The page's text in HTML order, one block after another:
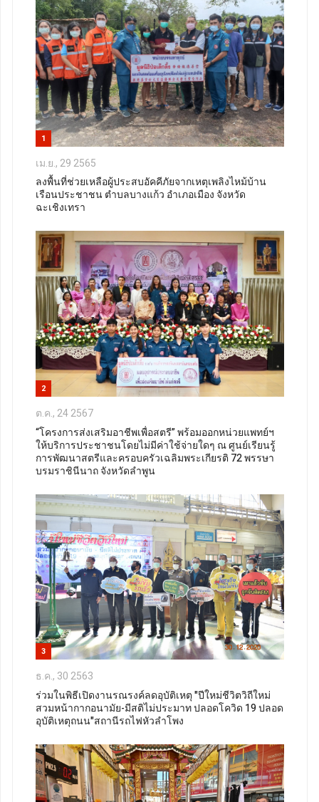
1
เม.ย., 29 2565
ลงพื้นที่ช่วยเหลือผู้ประสบอัคคีภัยจากเหตุเพลิงไหม้บ้าน
เรือนประชาชน ตำบลบางแก้ว อำเภอเมือง จังหวัด
ฉะเชิงเทรา
2
ต.ค., 24 2567
“โครงการส่งเสริมอาชีพเพื่อสตรี” พร้อมออกหน่วยแพทย์ฯ
ให้บริการประชาชนโดยไม่มีค่าใช้จ่ายใดๆ ณ ศูนย์เรียนรู้
การพัฒนาสตรีและครอบครัวเฉลิมพระเกียรติ 72 พรรษา
บรมราชินีนาถ จังหวัดลำพูน
3
ธ.ค., 30 2563
ร่วมในพิธีเปิดงานรณรงค์ลดอุบัติเหตุ "ปีใหม่ชีวิตวิถีใหม่
สวมหน้ากากอนามัย-มีสติไม่ประมาท ปลอดโควิด 19 ปลอด
อุบัติเหตุถนน"สถานีรถไฟหัวลำโพง